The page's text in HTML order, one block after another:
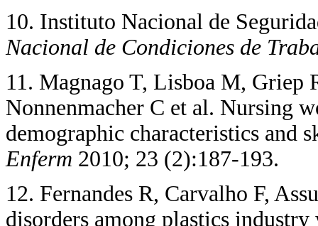
10. Instituto Nacional de
Nacional de Condiciones de
11. Magnago T, Lisboa M, Griep
Nonnenmacher C et al. Nursing
demographic characteristics and
Enferm 2010; 23 (2):187-193.
12. Fernandes R, Carvalho F,
disorders among plastics